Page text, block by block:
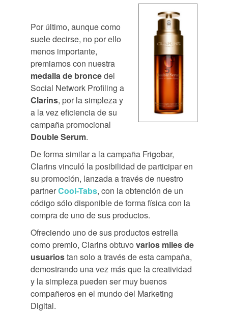
Por último, aunque como
suele decirse, no por ello
menos importante,
premiamos con nuestra
medalla de broncedel
Social Network Profiling a
Clarins, por la simpleza y
a la vez eficiencia de su
campaña promocional
Double Serum.
De forma similar a la campaña Frigobar,
Clarins vinculó la posibilidad de participar en
su promoción, lanzada a través de nuestro
partnerCool-Tabs, con la obtención de un
código sólo disponible de forma física con la
compra de uno de sus productos.
Ofreciendo uno de sus productos estrella
como premio, Clarins obtuvo varios miles de
usuariostan solo a través de esta campaña,
demostrando una vez más que la creatividad
y la simpleza pueden ser muy buenos
compañeros en el mundo del Marketing
Digital.